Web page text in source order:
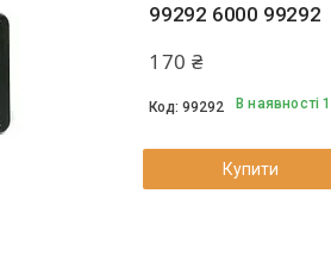
99292 6000 99292
170 ₴
99292 В наявності
Купити